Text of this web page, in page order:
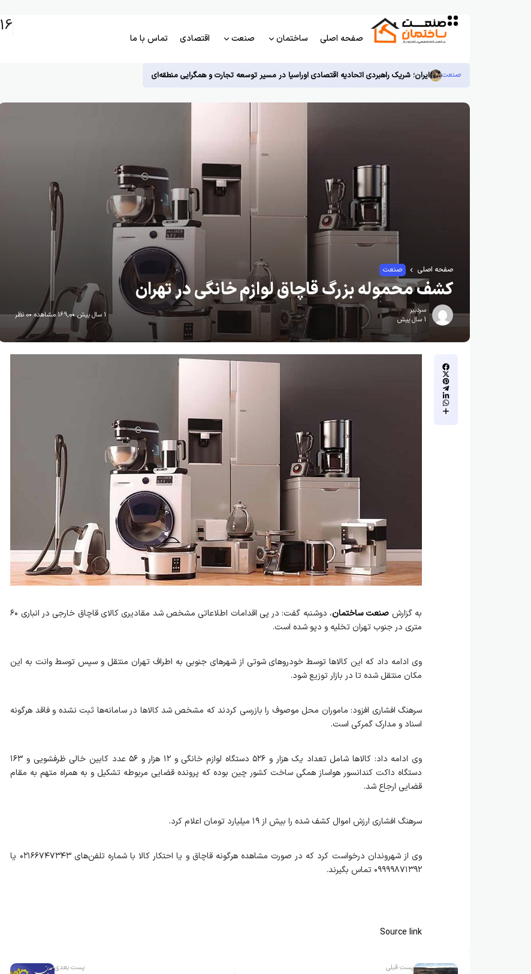
صفحه اصلی ساختمان صنعت اقتصادی تماس با ما
16
صنعت ایران؛ شریک راهبردی اتحادیه اقتصادی اوراسیا در مسیر توسعه تجارت و همگرایی منطقه‌ای
صفحه اصلی صنعت
کشف محموله بزرگ قاچاق لوازم خانگی در تهران
سردبیر
1 سال پیش
1 سال پیش 169,0 مشاهده 0 نظر
به گزارش صنعت ساختمان
، دوشنبه گفت: در پی اقدامات اطلاعاتی مشخص شد مقادیری کالای قاچاق خارجی در انباری ۶۰
متری در جنوب تهران تخلیه و دپو شده است.
وی ادامه داد که این کالاها توسط خودروهای شوتی از شهرهای جنوبی به اطراف تهران منتقل و سپس توسط وانت به این
مکان منتقل شده تا در بازار توزیع شود.
سرهنگ افشاری افزود: ماموران محل موصوف را بازرسی کردند که مشخص شد کالاها در سامانه‌ها ثبت نشده و فاقد هرگونه
اسناد و مدارک گمرکی است.
وی ادامه داد: کالاها شامل تعداد یک هزار و ۵۲۶ دستگاه لوازم خانگی و ۱۲ هزار و ۵۶ عدد کابین خالی ظرفشویی و ۱۶۳
دستگاه داکت کندانسور هواساز همگی ساخت کشور چین بوده که پرونده قضایی مربوطه تشکیل و به همراه متهم به مقام
قضایی ارجاع شد.
سرهنگ افشاری ارزش اموال کشف شده را بیش از ۱۹ میلیارد تومان اعلام کرد.
وی از شهروندان درخواست کرد که در صورت مشاهده هرگونه قاچاق و یا احتکار کالا با شماره تلفن‌های ۰۲۱۶۶۷۴۷۳۴۳ یا
۰۹۹۹۹۸۷۱۳۹۲ تماس بگیرند.
Source link
پست قبلی پست بعدی